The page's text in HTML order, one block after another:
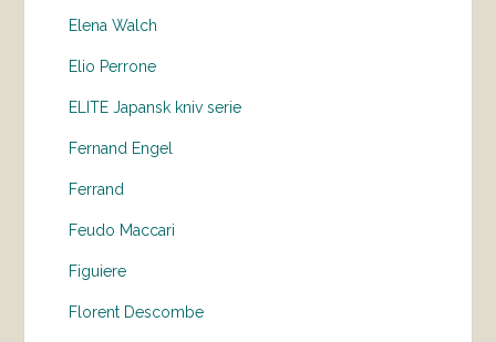
Elena Walch
Elio Perrone
ELITE Japansk kniv serie
Fernand Engel
Ferrand
Feudo Maccari
Figuiere
Florent Descombe